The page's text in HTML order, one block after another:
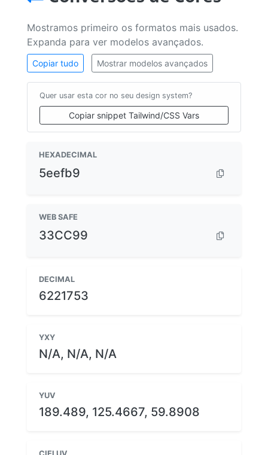
Mostramos primeiro os formatos mais usados.
Expanda para ver modelos avançados.
Copiar tudo Mostrar modelos avançados
Quer usar esta cor no seu design system?
Copiar snippet Tailwind/CSS Vars
HEXADECIMAL
5eefb9
WEB SAFE
33CC99
DECIMAL
6221753
YXY
N/A, N/A, N/A
YUV
189.489, 125.4667, 59.8908
CIELUV